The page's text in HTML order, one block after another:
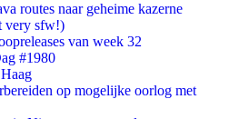
routes naar geheime kazerne
very sfw!)
van week 32
#1980
op mogelijke oorlog met